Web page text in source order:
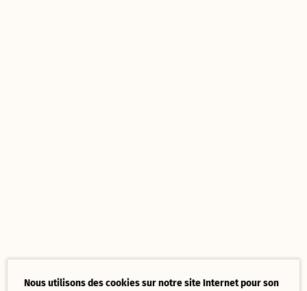
Nous utilisons des cookies sur notre site Internet pour son